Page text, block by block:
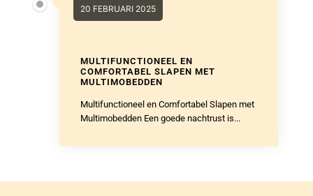
20 FEBRUARI 2025
MULTIFUNCTIONEEL EN
COMFORTABEL SLAPEN MET
MULTIMOBEDDEN
Multifunctioneel en Comfortabel Slapen met
Multimobedden Een goede nachtrust is...